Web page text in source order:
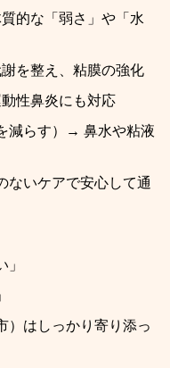
的な「弱さ」や「水
を整え、粘膜の強化
性鼻炎にも対応
減らす）→ 鼻水や粘液
ないケアで安心して通
）はしっかり寄り添っ